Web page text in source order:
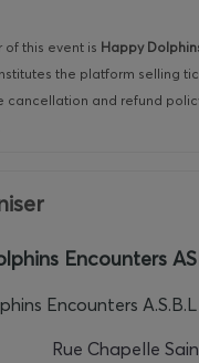
of this event is Happy
the platform selling
cancellation and refund
Encounters
Encounters A.S.B.L
Rue Chapelle